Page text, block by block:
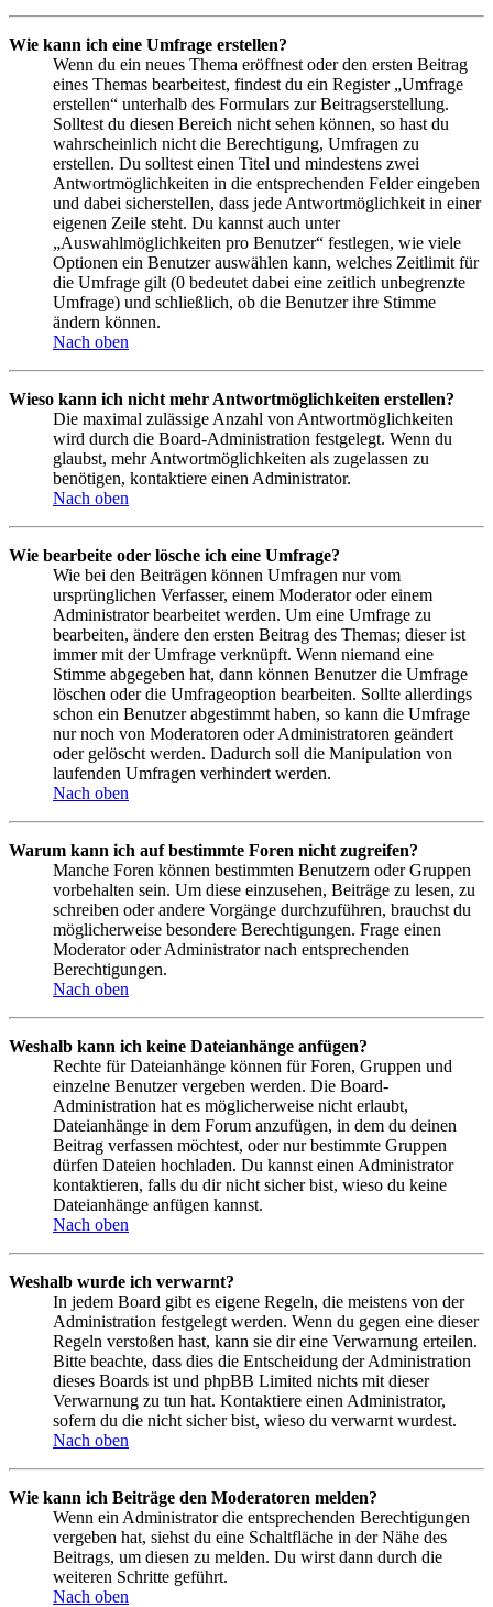
Wie kann ich eine Umfrage erstellen?
Wenn du ein neues Thema eröffnest oder den ersten Beitrag
eines Themas bearbeitest, findest du ein Register „Umfrage
erstellen“ unterhalb des Formulars zur Beitragserstellung.
Solltest du diesen Bereich nicht sehen können, so hast du
wahrscheinlich nicht die Berechtigung, Umfragen zu
erstellen. Du solltest einen Titel und mindestens zwei
Antwortmöglichkeiten in die entsprechenden Felder eingeben
und dabei sicherstellen, dass jede Antwortmöglichkeit in einer
eigenen Zeile steht. Du kannst auch unter
„Auswahlmöglichkeiten pro Benutzer“ festlegen, wie viele
Optionen ein Benutzer auswählen kann, welches Zeitlimit für
die Umfrage gilt (0 bedeutet dabei eine zeitlich unbegrenzte
Umfrage) und schließlich, ob die Benutzer ihre Stimme
ändern können.
Nach oben
Wieso kann ich nicht mehr Antwortmöglichkeiten erstellen?
Die maximal zulässige Anzahl von Antwortmöglichkeiten
wird durch die Board-Administration festgelegt. Wenn du
glaubst, mehr Antwortmöglichkeiten als zugelassen zu
benötigen, kontaktiere einen Administrator.
Nach oben
Wie bearbeite oder lösche ich eine Umfrage?
Wie bei den Beiträgen können Umfragen nur vom
ursprünglichen Verfasser, einem Moderator oder einem
Administrator bearbeitet werden. Um eine Umfrage zu
bearbeiten, ändere den ersten Beitrag des Themas; dieser ist
immer mit der Umfrage verknüpft. Wenn niemand eine
Stimme abgegeben hat, dann können Benutzer die Umfrage
löschen oder die Umfrageoption bearbeiten. Sollte allerdings
schon ein Benutzer abgestimmt haben, so kann die Umfrage
nur noch von Moderatoren oder Administratoren geändert
oder gelöscht werden. Dadurch soll die Manipulation von
laufenden Umfragen verhindert werden.
Nach oben
Warum kann ich auf bestimmte Foren nicht zugreifen?
Manche Foren können bestimmten Benutzern oder Gruppen
vorbehalten sein. Um diese einzusehen, Beiträge zu lesen, zu
schreiben oder andere Vorgänge durchzuführen, brauchst du
möglicherweise besondere Berechtigungen. Frage einen
Moderator oder Administrator nach entsprechenden
Berechtigungen.
Nach oben
Weshalb kann ich keine Dateianhänge anfügen?
Rechte für Dateianhänge können für Foren, Gruppen und
einzelne Benutzer vergeben werden. Die Board-
Administration hat es möglicherweise nicht erlaubt,
Dateianhänge in dem Forum anzufügen, in dem du deinen
Beitrag verfassen möchtest, oder nur bestimmte Gruppen
dürfen Dateien hochladen. Du kannst einen Administrator
kontaktieren, falls du dir nicht sicher bist, wieso du keine
Dateianhänge anfügen kannst.
Nach oben
Weshalb wurde ich verwarnt?
In jedem Board gibt es eigene Regeln, die meistens von der
Administration festgelegt werden. Wenn du gegen eine dieser
Regeln verstoßen hast, kann sie dir eine Verwarnung erteilen.
Bitte beachte, dass dies die Entscheidung der Administration
dieses Boards ist und phpBB Limited nichts mit dieser
Verwarnung zu tun hat. Kontaktiere einen Administrator,
sofern du die nicht sicher bist, wieso du verwarnt wurdest.
Nach oben
Wie kann ich Beiträge den Moderatoren melden?
Wenn ein Administrator die entsprechenden Berechtigungen
vergeben hat, siehst du eine Schaltfläche in der Nähe des
Beitrags, um diesen zu melden. Du wirst dann durch die
weiteren Schritte geführt.
Nach oben